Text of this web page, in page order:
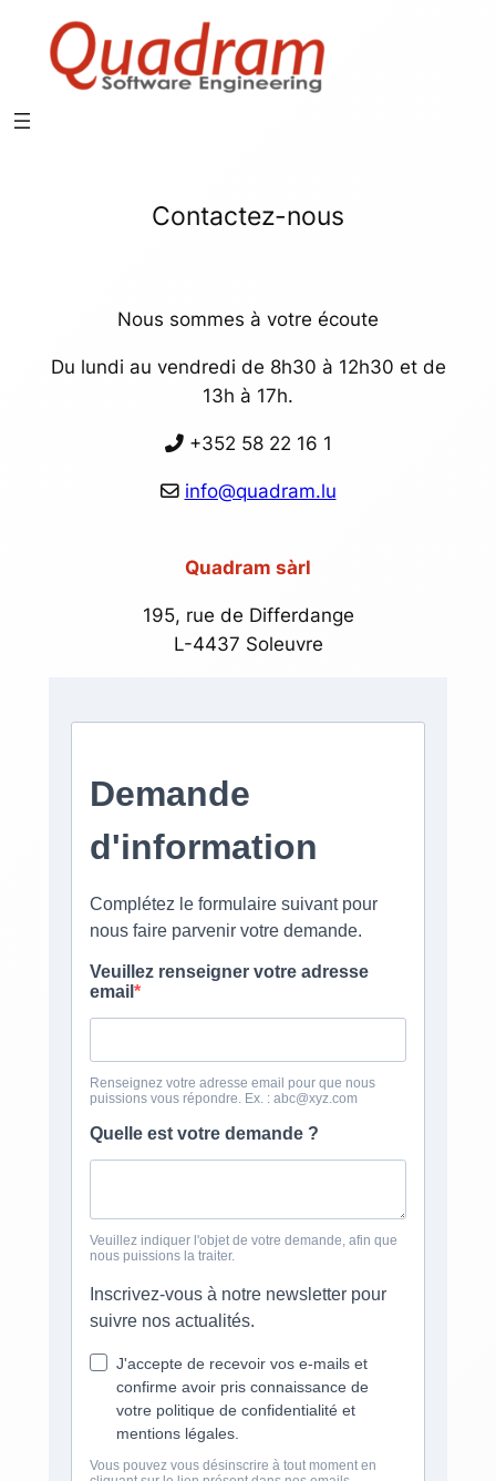
contenu
Contactez-nous
Nous sommes à votre écoute
Du lundi au vendredi de 8h30 à 12h30 et de
13h à 17h.
+352 58 22 16 1
info@quadram.lu
Quadram sàrl
195, rue de Differdange
L-4437 Soleuvre